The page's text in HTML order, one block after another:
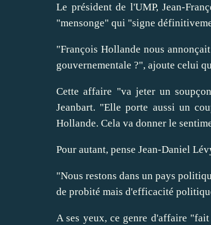
Le président de l'UMP, Jean-
"mensonge" qui "signe
"François Hollande nous
gouvernementale ?", ajoute celui
Cette affaire "va jeter un
Jeanbart. "Elle porte aussi un
Hollande. Cela va donner le
Pour autant, pense Jean-Daniel
"Nous restons dans un pays
de probité mais d'efficacité
A ses yeux, ce genre d'affaire